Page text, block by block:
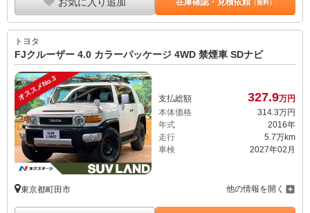
お気に入り追加 在庫確認・見積依頼（無料）
トヨタ
FJクルーザー 4.0 カラーパッケージ 4WD 禁煙車 SDナビ
オススメNo.3 支払総額 327.9万円
本体価格
314.3万円
年式
2016年
走行
5.7万km
車検
2027年02月
東京都町田市 他の情報を開く